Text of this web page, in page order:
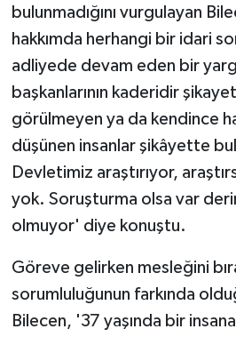
bulunmadığını vurgulayan
hakkımda herhangi bir idari
adliyede devam eden bir
başkanlarının kaderidir
görülmeyen ya da kendince
düşünen insanlar şikâyette
Devletimiz araştırıyor,
yok. Soruşturma olsa var
olmuyor' diye konuştu.
Göreve gelirken mesleğini
sorumluluğunun farkında
Bilecen, '37 yaşında bir